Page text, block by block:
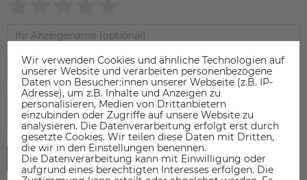
Rezension senden
Wir verwenden Cookies und ähnliche Technologien auf
unserer Website und verarbeiten personenbezogene
Daten von Besucher:innen unserer Webseite (z.B. IP-
Adresse), um z.B. Inhalte und Anzeigen zu
personalisieren, Medien von Drittanbietern
einzubinden oder Zugriffe auf unsere Website zu
analysieren. Die Datenverarbeitung erfolgt erst durch
gesetzte Cookies. Wir teilen diese Daten mit Dritten,
die wir in den Einstellungen benennen.
Die Datenverarbeitung kann mit Einwilligung oder
aufgrund eines berechtigten Interesses erfolgen. Die